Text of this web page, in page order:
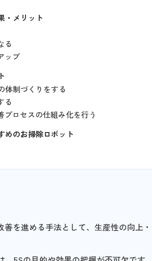
・メリット
る
ップ
体制づくりをする
る
プロセスの仕組み化を行う
めのお掃除ロボット
善を進める手法として、生産性の向上